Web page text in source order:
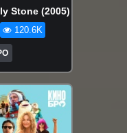
Stone (2005)
120.6K